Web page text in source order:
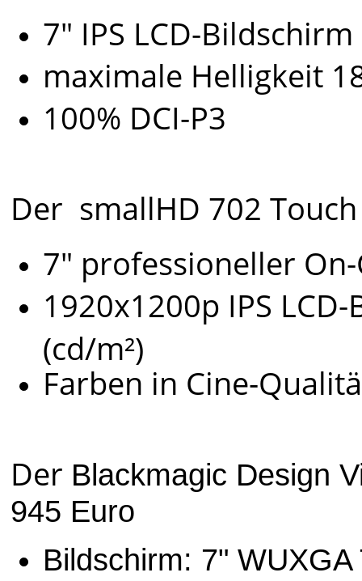
7" IPS LCD-
maximale Helligkeit
100% DCI-P3
Der smallHD 702
7" professioneller
1920x1200p IPS
(cd/m²)
Farben in Cine-
Der Blackmagic Design
945 Euro
Bildschirm: 7"